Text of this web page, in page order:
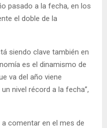
pasado a la fecha, en los
el doble de la
siendo clave también en
es el dinamismo de
va del año viene
nivel récord a la fecha”,
comentar en el mes de